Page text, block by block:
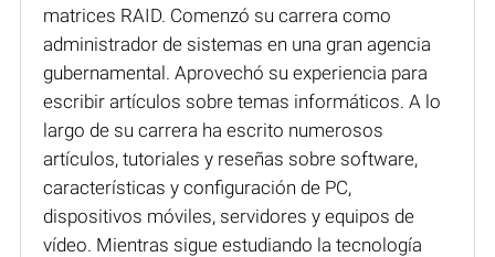
matrices RAID. Comenzó su carrera como
administrador de sistemas en una gran agencia
gubernamental. Aprovechó su experiencia para
escribir artículos sobre temas informáticos. A lo
largo de su carrera ha escrito numerosos
artículos, tutoriales y reseñas sobre software,
características y configuración de PC,
dispositivos móviles, servidores y equipos de
vídeo. Mientras sigue estudiando la tecnología